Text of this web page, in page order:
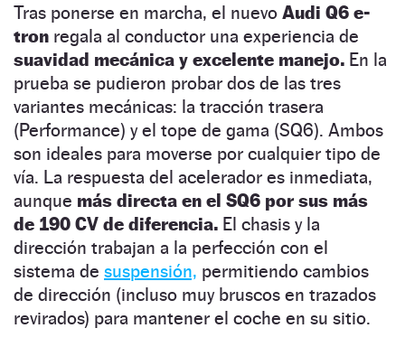
Tras ponerse en marcha, el nuevo Audi Q6 e-
tron regala al conductor una experiencia de
suavidad mecánica y excelente manejo. En la
prueba se pudieron probar dos de las tres
variantes mecánicas: la tracción trasera
(Performance) y el tope de gama (SQ6). Ambos
son ideales para moverse por cualquier tipo de
vía. La respuesta del acelerador es inmediata,
aunque más directa en el SQ6 por sus más
de 190 CV de diferencia. El chasis y la
dirección trabajan a la perfección con el
sistema de suspensión, permitiendo cambios
de dirección (incluso muy bruscos en trazados
revirados) para mantener el coche en su sitio.